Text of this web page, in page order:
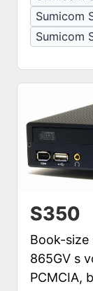
Sumicom
Sumicom
S350
Book-size
865GV s
PCMCIA,